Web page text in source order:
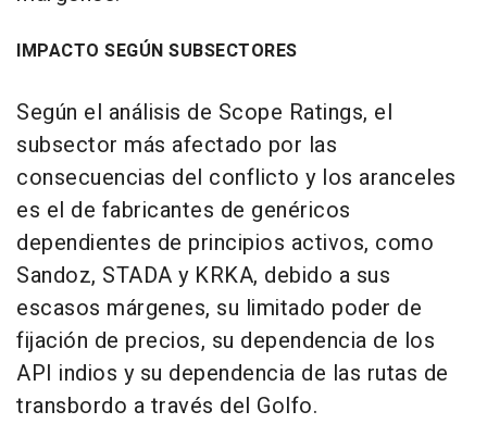
IMPACTO SEGÚN SUBSECTORES
Según el análisis de Scope Ratings, el
subsector más afectado por las
consecuencias del conflicto y los aranceles
es el de fabricantes de genéricos
dependientes de principios activos, como
Sandoz, STADA y KRKA, debido a sus
escasos márgenes, su limitado poder de
fijación de precios, su dependencia de los
API indios y su dependencia de las rutas de
transbordo a través del Golfo.